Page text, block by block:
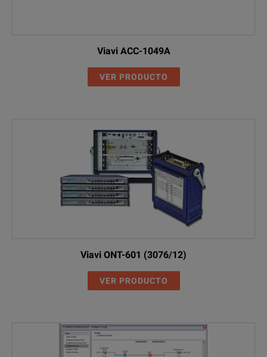
Viavi ACC-1049A
VER PRODUCTO
Viavi ONT-601 (3076/12)
VER PRODUCTO